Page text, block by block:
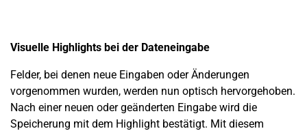
Visuelle Highlights bei der Dateneingabe
Felder, bei denen neue Eingaben oder Änderungen
vorgenommen wurden, werden nun optisch hervorgehoben.
Nach einer neuen oder geänderten Eingabe wird die
Speicherung mit dem Highlight bestätigt. Mit diesem